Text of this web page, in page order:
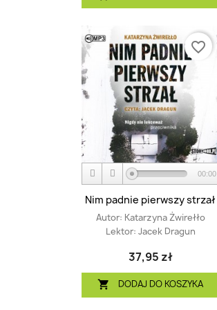
00:00
Nim padnie pierwszy strzał
Autor: Katarzyna Żwirełło
Lektor: Jacek Dragun
37,95 zł
 DODAJ DO KOSZYKA
favorite_border